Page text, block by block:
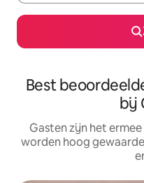
Best
bij
Gasten zijn het
worden hoog